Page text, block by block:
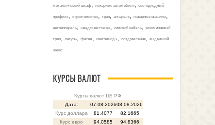
металлический шкаф, пожарные автомобили, светодиодный
профиль, строительство, трап, аппарель, пожарные машины,
автоаппарель, шведская стенка, силовой кабель, алюминиевый
трап, латунь, фасад светодиоды, поздравление, выдвижной
навес
КУРСЫ ВАЛЮТ
Курсы валют ЦБ РФ
Дата:
07.08.202608.08.2026
Курс доллара
81.4077
82.1665
Курс евро
94.0585 94.8366